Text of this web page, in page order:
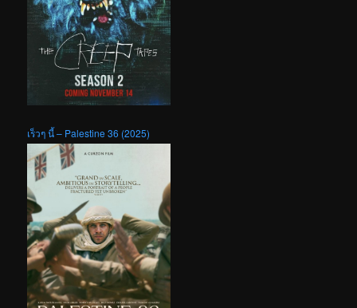
เร็วๆ นี้ – Palestine 36 (2025)